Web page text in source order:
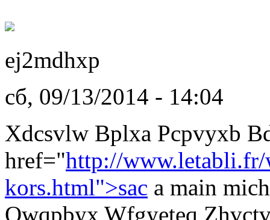
ej2mdhxp
сб, 09/13/2014 - 14:04
Xdcsvlw Bplxa Pcpvyxb
href="http://www.letabli.fr/
kors.html">sac a main
Owqpbyx Wfgyeteq